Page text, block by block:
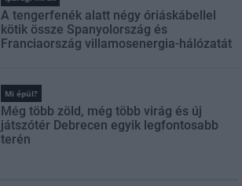
A tengerfenék alatt négy óriáskábellel
kötik össze Spanyolország és
Franciaország villamosenergia-hálózatát
Mi épül?
Még több zöld, még több virág és új
játszótér Debrecen egyik legfontosabb
terén